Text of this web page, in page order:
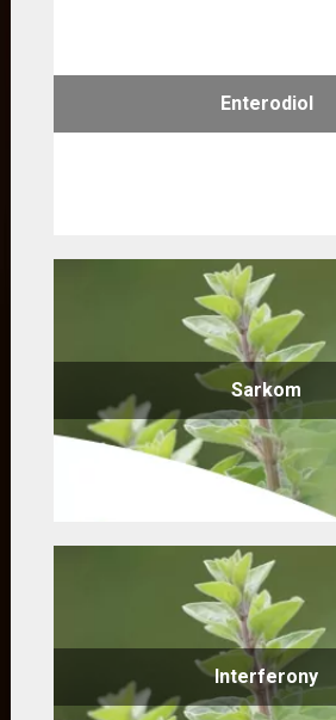
Enterodiol
Sarkom
Interferony